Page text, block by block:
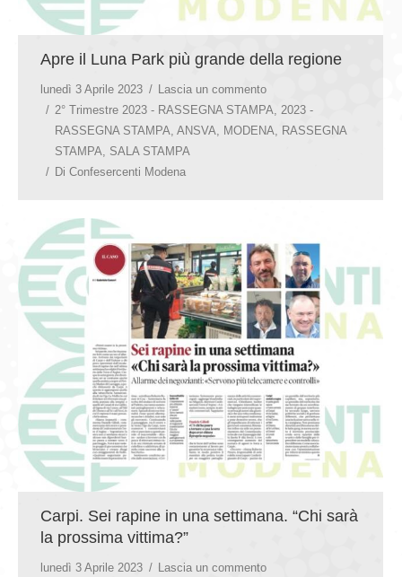
Apre il Luna Park più grande della regione
lunedì 3 Aprile 2023
Lascia un commento
2° Trimestre 2023 - RASSEGNA STAMPA
2023 -
RASSEGNA STAMPA ANSVA MODENA
RASSEGNA
STAMPA
SALA STAMPA
Di Confesercenti Modena
Carpi. Sei rapine in una settimana. “Chi sarà
la prossima vittima?”
lunedì 3 Aprile 2023
Lascia un commento